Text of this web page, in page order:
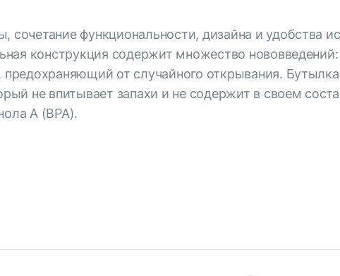
функциональности, дизайна и удобства
конструкция содержит множество
от случайного открывания.
не впитывает запахи и не содержит в своем
А (BPA).